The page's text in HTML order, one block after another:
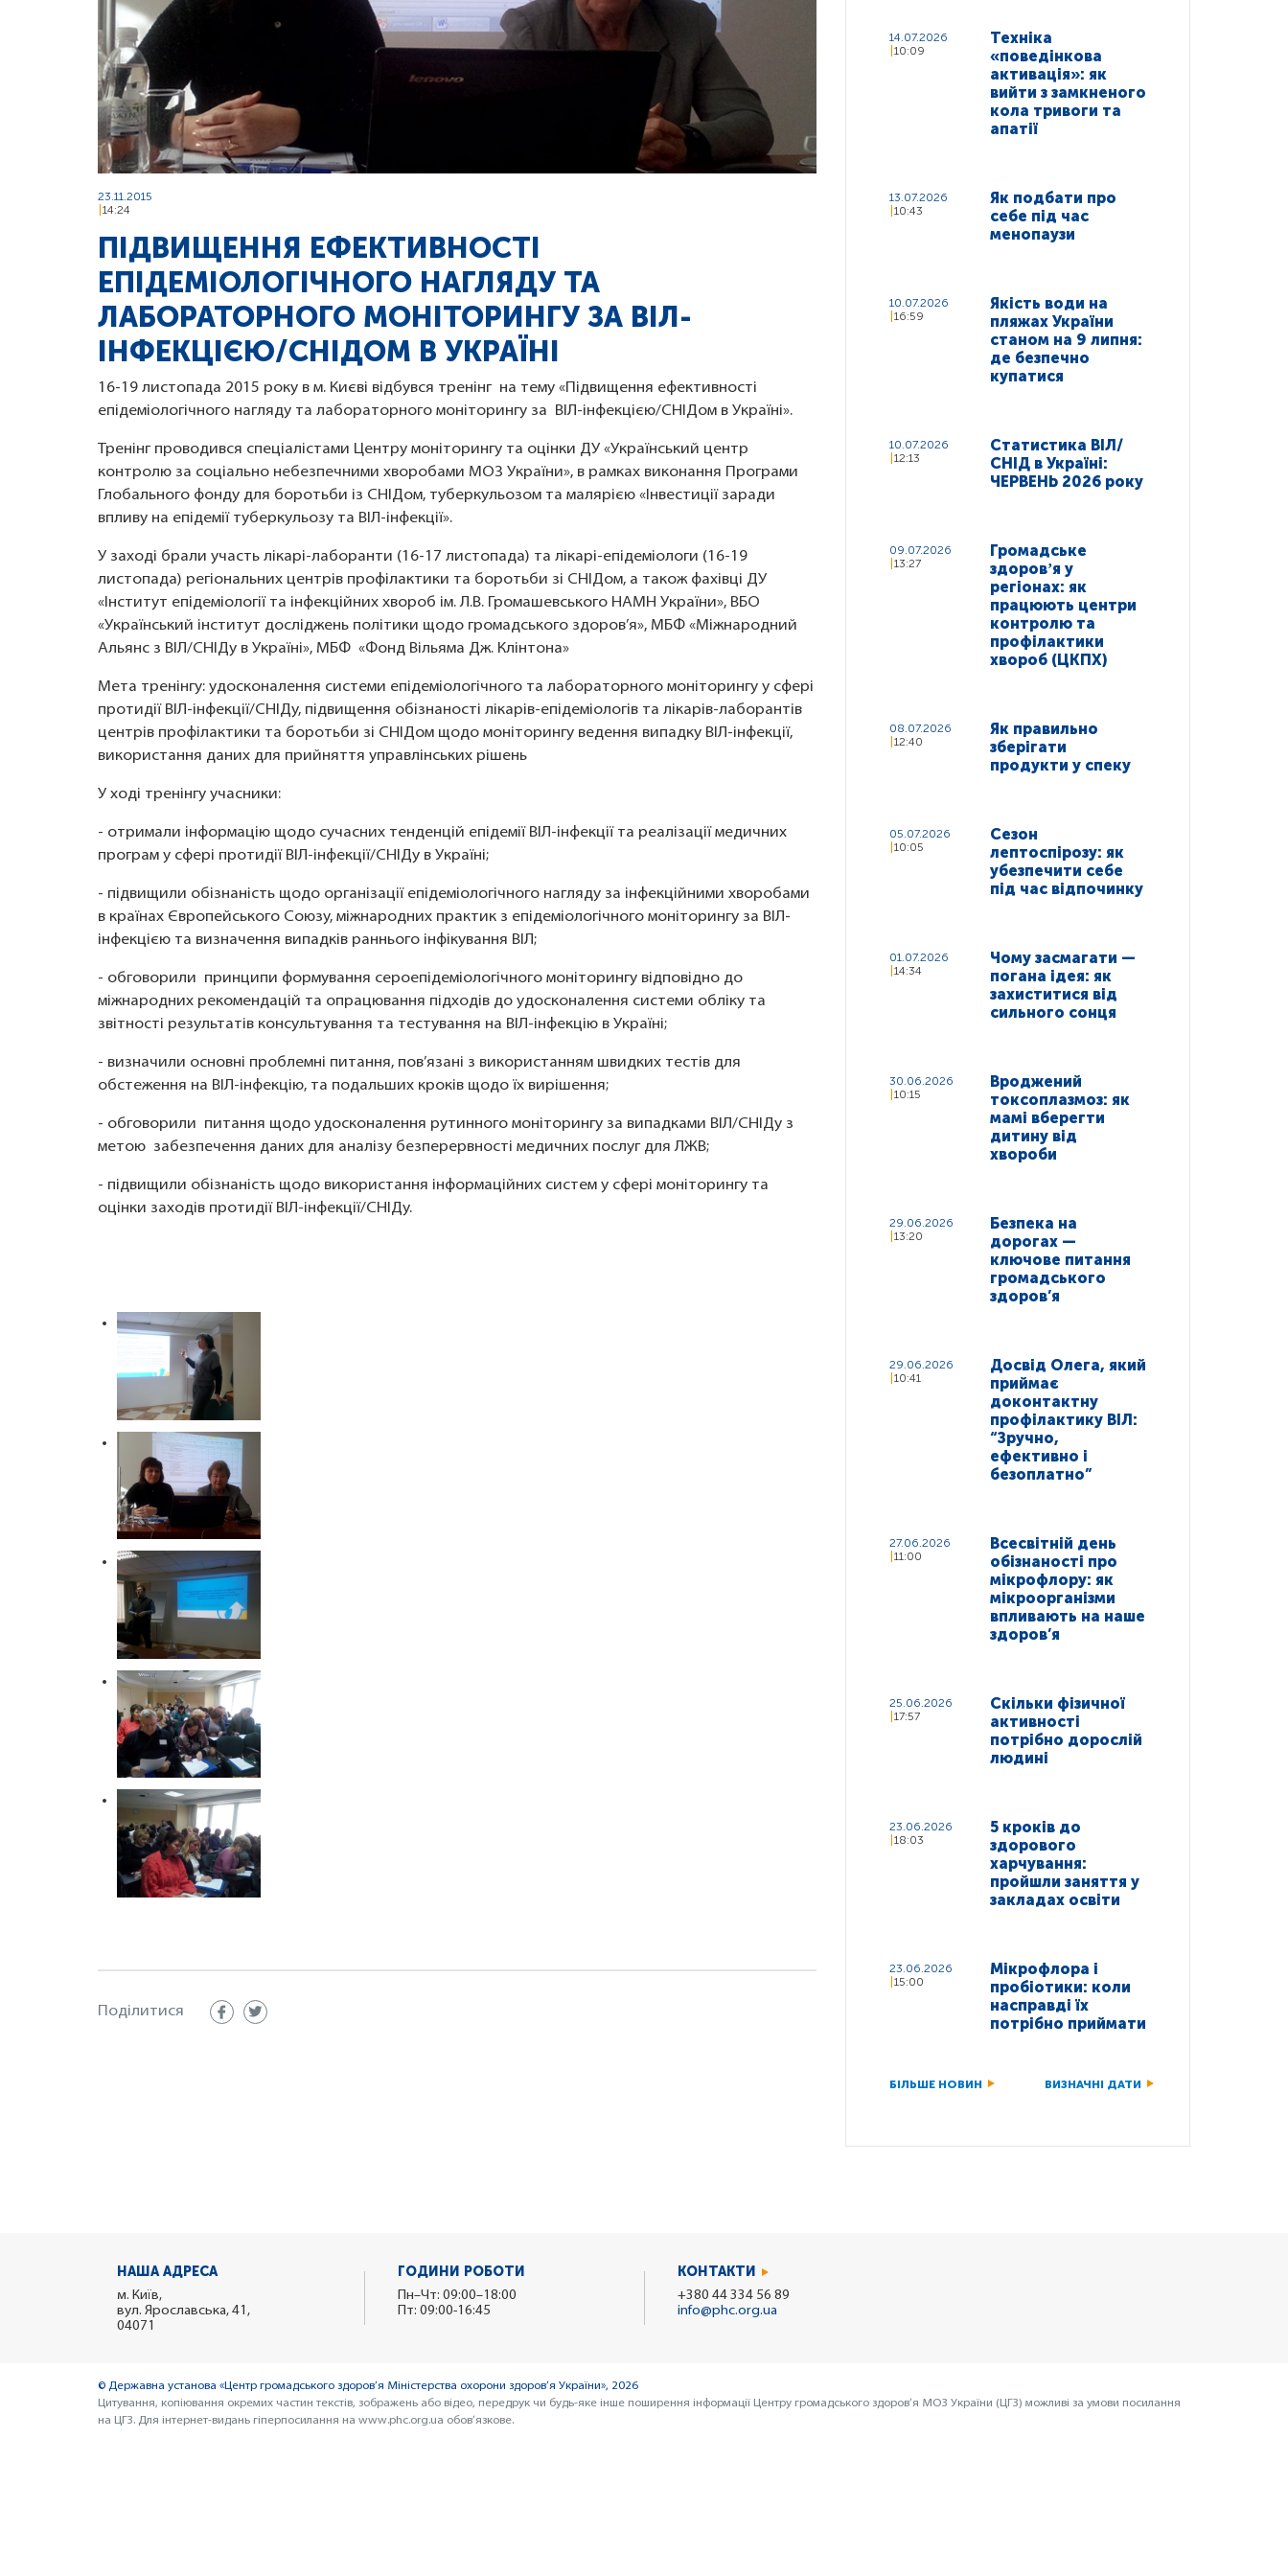
23.11.2015
14:24
ПІДВИЩЕННЯ ЕФЕКТИВНОСТІ
ЕПІДЕМІОЛОГІЧНОГО НАГЛЯДУ ТА
ЛАБОРАТОРНОГО МОНІТОРИНГУ ЗА ВІЛ-
ІНФЕКЦІЄЮ/СНІДОМ В УКРАЇНІ
16-19 листопада 2015 року в м. Києві відбувся тренінг на тему «Підвищення ефективності
епідеміологічного нагляду та лабораторного моніторингу за ВІЛ-інфекцією/СНІДом в Україні».
Тренінг проводився спеціалістами Центру моніторингу та оцінки ДУ «Український центр
контролю за соціально небезпечними хворобами МОЗ України», в рамках виконання Програми
Глобального фонду для боротьби із СНІДом, туберкульозом та малярією «Інвестиції заради
впливу на епідемії туберкульозу та ВІЛ-інфекції».
У заході брали участь лікарі-лаборанти (16-17 листопада) та лікарі-епідеміологи (16-19
листопада) регіональних центрів профілактики та боротьби зі СНІДом, а також фахівці ДУ
«Інститут епідеміології та інфекційних хвороб ім. Л.В. Громашевського НАМН України», ВБО
«Український інститут досліджень політики щодо громадського здоров’я», МБФ «Міжнародний
Альянс з ВІЛ/СНІДу в Україні», МБФ «Фонд Вільяма Дж. Клінтона»
Мета тренінгу: удосконалення системи епідеміологічного та лабораторного моніторингу у сфері
протидії ВІЛ-інфекції/СНІДу, підвищення обізнаності лікарів-епідеміологів та лікарів-лаборантів
центрів профілактики та боротьби зі СНІДом щодо моніторингу ведення випадку ВІЛ-інфекції,
використання даних для прийняття управлінських рішень
У ході тренінгу учасники:
- отримали інформацію щодо сучасних тенденцій епідемії ВІЛ-інфекції та реалізації медичних
програм у сфері протидії ВІЛ-інфекції/СНІДу в Україні;
- підвищили обізнаність щодо організації епідеміологічного нагляду за інфекційними хворобами
в країнах Європейського Союзу, міжнародних практик з епідеміологічного моніторингу за ВІЛ-
інфекцією та визначення випадків раннього інфікування ВІЛ;
- обговорили принципи формування сероепідеміологічного моніторингу відповідно до
міжнародних рекомендацій та опрацювання підходів до удосконалення системи обліку та
звітності результатів консультування та тестування на ВІЛ-інфекцію в Україні;
- визначили основні проблемні питання, пов’язані з використанням швидких тестів для
обстеження на ВІЛ-інфекцію, та подальших кроків щодо їх вирішення;
- обговорили питання щодо удосконалення рутинного моніторингу за випадками ВІЛ/СНІДу з
метою забезпечення даних для аналізу безперервності медичних послуг для ЛЖВ;
- підвищили обізнаність щодо використання інформаційних систем у сфері моніторингу та
оцінки заходів протидії ВІЛ-інфекції/СНІДу.
Поділитися
14.07.2026
10:09
Техніка
«поведінкова
активація»: як
вийти з замкненого
кола тривоги та
апатії
13.07.2026
10:43
Як подбати про
себе під час
менопаузи
10.07.2026
16:59
Якість води на
пляжах України
станом на 9 липня:
де безпечно
купатися
10.07.2026
12:13
Статистика ВІЛ/
СНІД в Україні:
ЧЕРВЕНЬ 2026 року
09.07.2026
13:27
Громадське
здоровʼя у
регіонах: як
працюють центри
контролю та
профілактики
хвороб (ЦКПХ)
08.07.2026
12:40
Як правильно
зберігати
продукти у спеку
05.07.2026
10:05
Сезон
лептоспірозу: як
убезпечити себе
під час відпочинку
01.07.2026
14:34
Чому засмагати —
погана ідея: як
захиститися від
сильного сонця
30.06.2026
10:15
Вроджений
токсоплазмоз: як
мамі вберегти
дитину від
хвороби
29.06.2026
13:20
Безпека на
дорогах —
ключове питання
громадського
здоров’я
29.06.2026
10:41
Досвід Олега, який
приймає
доконтактну
профілактику ВІЛ:
“Зручно,
ефективно і
безоплатно”
27.06.2026
11:00
Всесвітній день
обізнаності про
мікрофлору: як
мікроорганізми
впливають на наше
здоров’я
25.06.2026
17:57
Скільки фізичної
активності
потрібно дорослій
людині
23.06.2026
18:03
5 кроків до
здорового
харчування:
пройшли заняття у
закладах освіти
23.06.2026
15:00
Мікрофлора і
пробіотики: коли
насправді їх
потрібно приймати
БІЛЬШЕ НОВИН ВИЗНАЧНІ ДАТИ
НАША АДРЕСА
м. Київ,
вул. Ярославська, 41,
04071
ГОДИНИ РОБОТИ
Пн–Чт: 09:00–18:00
Пт: 09:00-16:45
КОНТАКТИ
+380 44 334 56 89
info@phc.org.ua
© Державна установа «Центр громадського здоров’я Міністерства охорони здоров’я України», 2026
Цитування, копіювання окремих частин текстів, зображень або відео, передрук чи будь-яке інше поширення інформації Центру громадського здоров’я МОЗ України (ЦГЗ) можливі за умови посилання
на ЦГЗ. Для інтернет-видань гіперпосилання на www.phc.org.ua обов’язкове.